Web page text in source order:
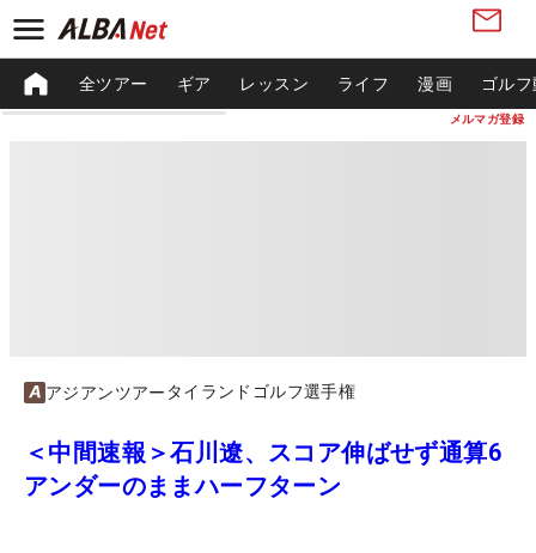
メルマガ登録
全ツアー ギア レッスン ライフ 漫画 ゴル
アジアンツアー タイランドゴルフ選手権
＜中間速報＞石川遼、スコア伸ばせず通算6
アンダーのままハーフターン